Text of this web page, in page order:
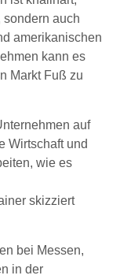
sondern auch
amerikanischen
kann es
Markt Fuß zu
auf
Wirtschaft und
wie es
skizziert
bei Messen,
in der